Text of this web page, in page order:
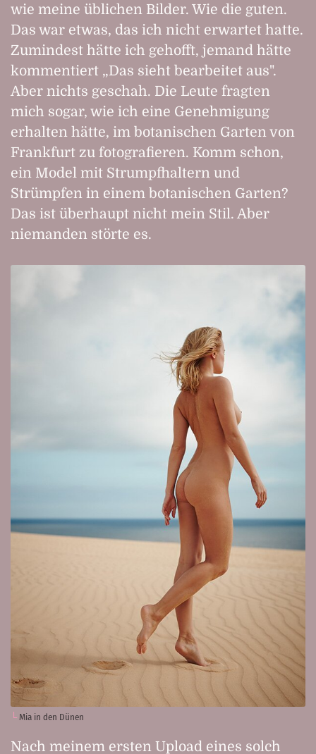
wie meine üblichen Bilder. Wie die guten.
Das war etwas, das ich nicht erwartet hatte.
Zumindest hätte ich gehofft, jemand hätte
kommentiert „Das sieht bearbeitet aus".
Aber nichts geschah. Die Leute fragten
mich sogar, wie ich eine Genehmigung
erhalten hätte, im botanischen Garten von
Frankfurt zu fotografieren. Komm schon,
ein Model mit Strumpfhaltern und
Strümpfen in einem botanischen Garten?
Das ist überhaupt nicht mein Stil. Aber
niemanden störte es.
Mia in den Dünen
Nach meinem ersten Upload eines solch